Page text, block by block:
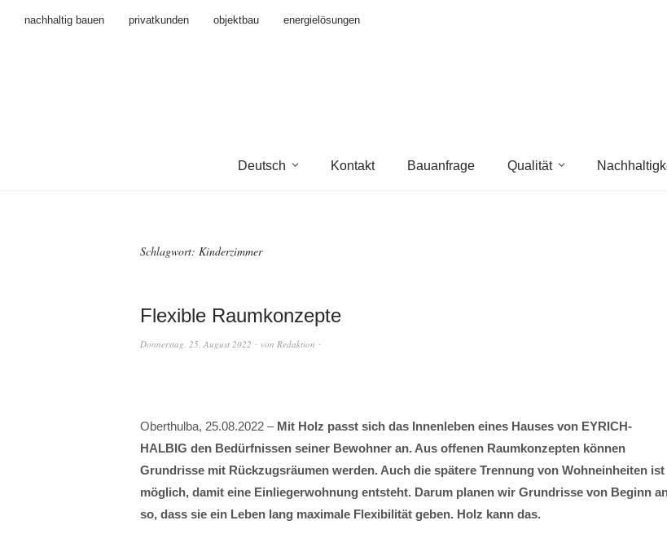
nachhaltig bauen privatkunden objektbau
energielösungen
Deutsch Kontakt Bauanfrage Qualität
Schlagwort: Kinderzimmer
Flexible Raumkonzepte
Donnerstag, 25. August 2022 von Redaktion
Oberthulba, 25.08.2022 – Mit Holz passt sich das Innenleben eines Hauses von EYRICH-
HALBIG den Bedürfnissen seiner Bewohner an. Aus offenen Raumkonzepten können
Grundrisse mit Rückzugsräumen werden. Auch die spätere Trennung von Wohneinheiten ist
möglich, damit eine Einliegerwohnung entsteht. Darum planen wir Grundrisse von Beginn
so, dass sie ein Leben lang maximale Flexibilität geben. Holz kann das.